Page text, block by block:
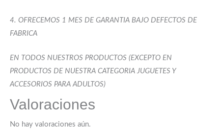
4. OFRECEMOS 1 MES DE GARANTIA BAJO DEFECTOS DE
FABRICA
EN TODOS NUESTROS PRODUCTOS (EXCEPTO EN
PRODUCTOS DE NUESTRA CATEGORIA JUGUETES Y
ACCESORIOS PARA ADULTOS)
Valoraciones
No hay valoraciones aún.